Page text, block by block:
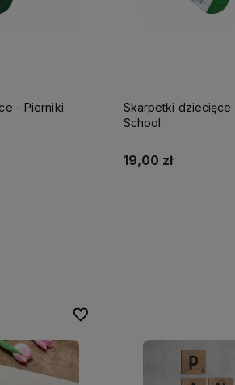
- Pierniki
Skarpetki dziecięce
School
19,00 zł
Do ulubionych